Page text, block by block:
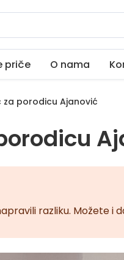
priče O nama
za porodicu Ajanović
razliku. Možete